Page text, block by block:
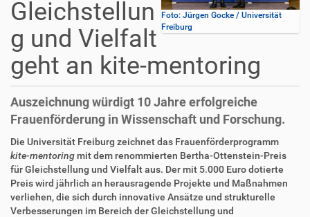
Foto: Jürgen Gocke / Universität
Freiburg
Gleichstellun
g und Vielfalt
geht an kite-mentoring
Auszeichnung würdigt 10 Jahre erfolgreiche
Frauenförderung in Wissenschaft und Forschung.
Die Universität Freiburg zeichnet das Frauenförderprogramm
kite-mentoringmit dem renommierten Bertha-Ottenstein-Preis
für Gleichstellung und Vielfalt aus. Der mit 5.000 Euro dotierte
Preis wird jährlich an herausragende Projekte und Maßnahmen
verliehen, die sich durch innovative Ansätze und strukturelle
Verbesserungen im Bereich der Gleichstellung und